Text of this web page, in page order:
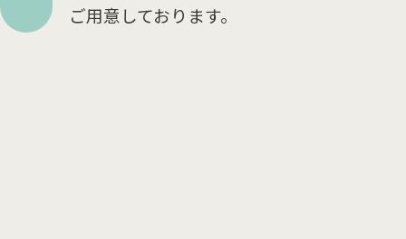
ご用意しております。